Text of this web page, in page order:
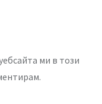
ми в този